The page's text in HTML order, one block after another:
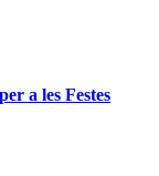
a les Festes